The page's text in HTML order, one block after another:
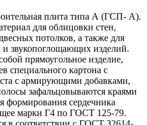
плита типа А (ГСП- А).
для облицовки стен,
потолков, а также для
и звукопоглощающих изделий.
прямоугольное изделие,
специального картона с
с армирующими добавками,
зафальцовываются краями
формирования сердечника
марки Г4 по ГОСТ 125-79.